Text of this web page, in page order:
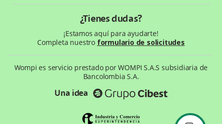
Wiki Wompi
Preguntas frecuentes¿Tienes dudas?
¡Estamos aquí para ayudarte!
Completa nuestro formulario de solicitudes
Wompi es servicio prestado por WOMPI S.A.S subsidiaria de
Bancolombia S.A.
Una idea